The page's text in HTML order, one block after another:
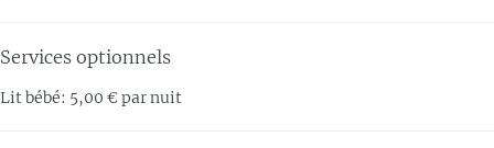
Services optionnels
Lit bébé: 5,00 € par nuit